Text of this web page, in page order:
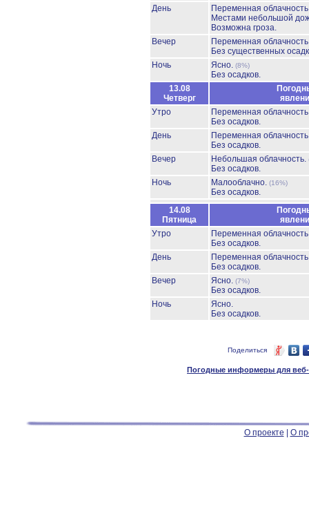
День
Переменная
Местами небольшой
Возможна гроза.
Вечер
Переменная
Без существенных
Ночь
Ясно. (8%)
Без осадков.
13.08
Четверг
Утро
Переменная
Без осадков.
День
Переменная
Без осадков.
Вечер
Небольшая облачность.
Без осадков.
Ночь
Малооблачно. (16%)
Без осадков.
14.08
Пятница
Утро
Переменная
Без осадков.
День
Переменная
Без осадков.
Вечер
Ясно. (7%)
Без осадков.
Ночь
Ясно.
Без осадков.
Поделиться
Погодные информеры для веб-
О проекте О